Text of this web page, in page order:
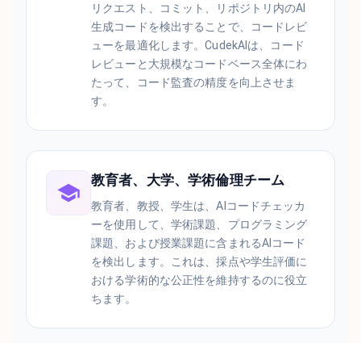
リクエスト、コミット、リポジトリ内のAI
生成コードを検出することで、コードレビ
ューを最適化します。CudekAIは、コード
レビューと大規模なコードベース全体にわ
たって、コード監査の精度を向上させま
す。
教育者、大学、学術倫理チーム
教育者、教授、学生は、AIコードチェッカ
ーを使用して、学術課題、プログラミング
課題、および授業課題に含まれるAIコード
を検出します。これは、採点や学生評価に
おける学術的な公正性を維持するのに役立
ちます。